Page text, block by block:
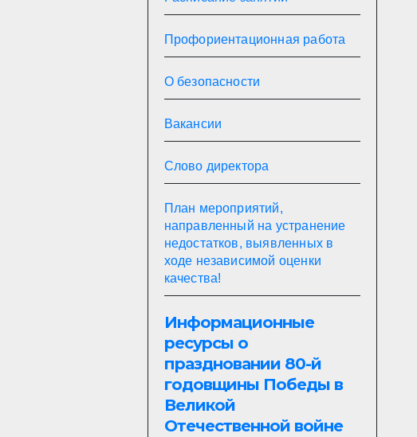
Профориентационная работа
О безопасности
Вакансии
Слово директора
План мероприятий,
направленный на устранение
недостатков, выявленных в
ходе независимой оценки
качества!
Информационные
ресурсы о
праздновании 80-й
годовщины Победы в
Великой
Отечественной войне